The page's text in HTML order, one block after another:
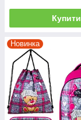
Купити
Новинка